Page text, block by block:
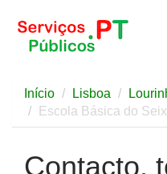
Início Lisboa
Escola Básica do
Contacto,